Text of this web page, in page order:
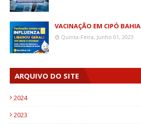
VACINAÇÃO EM CIPÓ BAHIA
Quinta-Feira, Junho 01, 2023
ARQUIVO DO SITE
2024
2023